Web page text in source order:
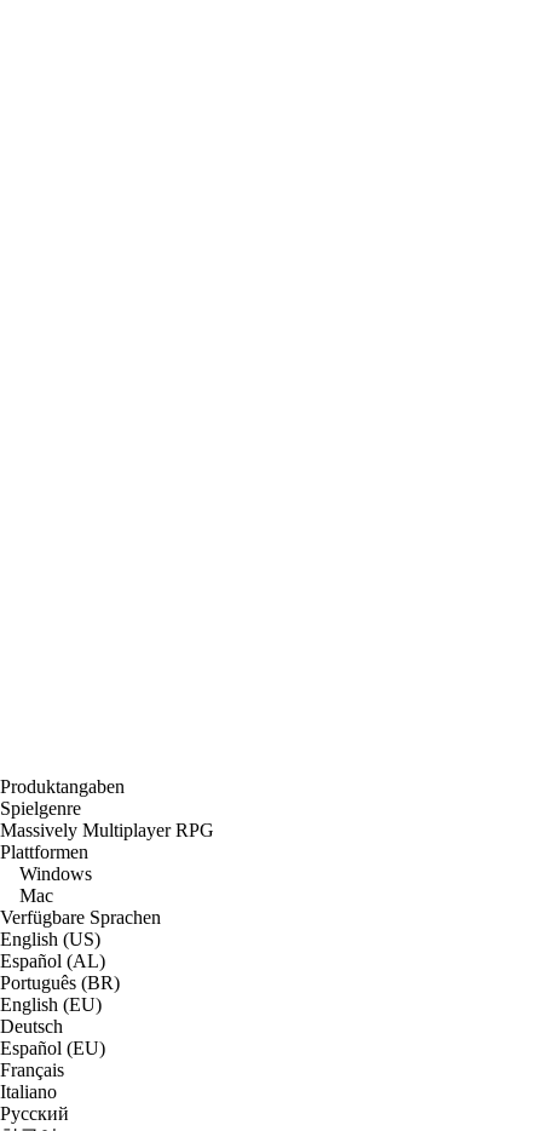
Produktangaben
Spielgenre
Massively Multiplayer RPG
Plattformen
Windows
Mac
Verfügbare Sprachen
English (US)
Español (AL)
Português (BR)
English (EU)
Deutsch
Español (EU)
Français
Italiano
Русский